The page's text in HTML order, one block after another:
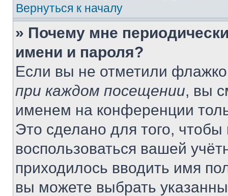
Вернуться к началу
» Почему мне
имени и пароля?
Если вы не отметили
при каждом посещении, вы
именем на конференции
Это сделано для того, чтобы
воспользоваться вашей
приходилось вводить имя
вы можете выбрать